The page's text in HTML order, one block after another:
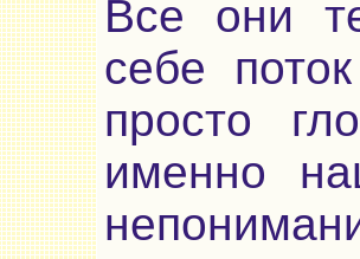
Все они
себе
просто
именно